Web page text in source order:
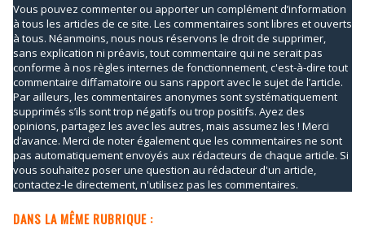
Vous pouvez commenter ou apporter un complément d’information
à tous les articles de ce site. Les commentaires sont libres et ouverts
à tous. Néanmoins, nous nous réservons le droit de supprimer,
sans explication ni préavis, tout commentaire qui ne serait pas
conforme à nos règles internes de fonctionnement, c'est-à-dire tout
commentaire diffamatoire ou sans rapport avec le sujet de l’article.
Par ailleurs, les commentaires anonymes sont systématiquement
supprimés s’ils sont trop négatifs ou trop positifs. Ayez des
opinions, partagez les avec les autres, mais assumez les ! Merci
d’avance. Merci de noter également que les commentaires ne sont
pas automatiquement envoyés aux rédacteurs de chaque article. Si
vous souhaitez poser une question au rédacteur d'un article,
contactez-le directement, n'utilisez pas les commentaires.
DANS LA MÊME RUBRIQUE :